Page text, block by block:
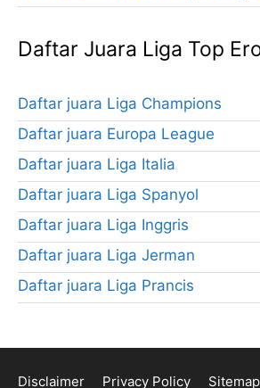
Daftar Juara Liga Top
Daftar juara Liga Champions
Daftar juara Europa League
Daftar juara Liga Italia
Daftar juara Liga Spanyol
Daftar juara Liga Inggris
Daftar juara Liga Jerman
Daftar juara Liga Prancis
Disclaimer Privacy Policy Sitemap